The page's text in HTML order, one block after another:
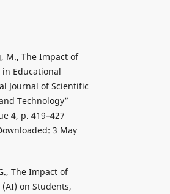
M., The Impact of
Educational
Journal of Scientific
Technology”
4, p. 419–427
3 May
The Impact of
on Students,